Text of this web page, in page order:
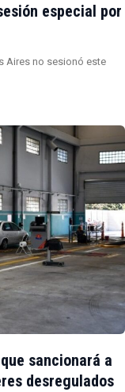
especial por
Aires no sesionó este
sancionará a
desregulados